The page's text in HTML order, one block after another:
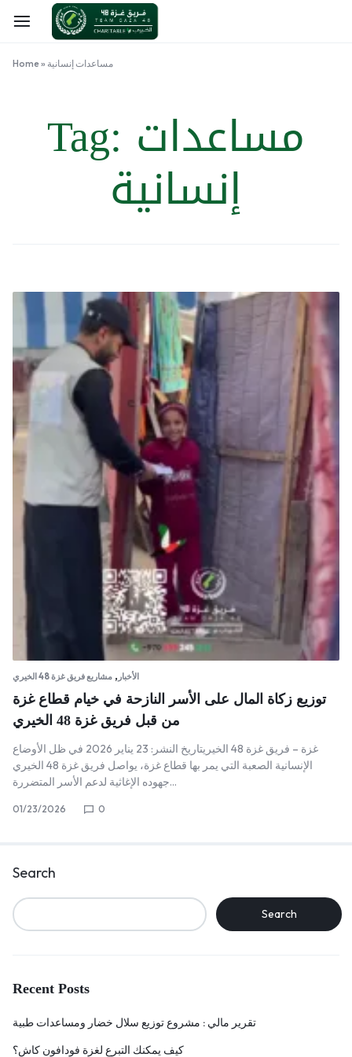
Home» مساعدات إنسانية
Tag: مساعدات
إنسانية
الأخبار , مشاريع فريق غزة 48 الخيري
توزيع زكاة المال على الأسر النازحة في خيام قطاع غزة
من قبل فريق غزة 48 الخيري
غزة – فريق غزة 48 الخيريتاريخ النشر: 23 يناير 2026 في ظل الأوضاع
الإنسانية الصعبة التي يمر بها قطاع غزة، يواصل فريق غزة 48 الخيري
جهوده الإغاثية لدعم الأسر المتضررة…
01/23/2026 0
Search
Search
Recent Posts
تقرير مالي : مشروع توزيع سلال خضار ومساعدات طبية
كيف يمكنك التبرع لغزة فودافون كاش؟